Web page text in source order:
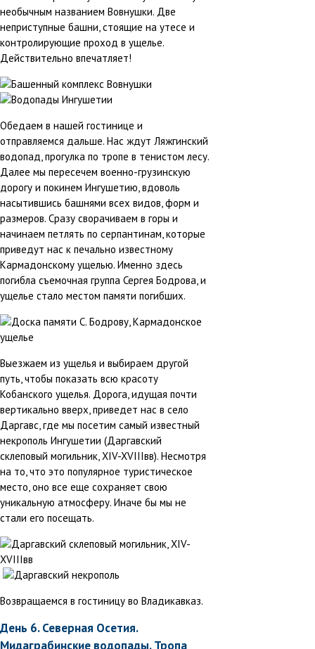
необычным названием Вовнушки. Две
неприступные башни, стоящие на утесе и
контролирующие проход в ущелье.
Действительно впечатляет!
Обедаем в нашей гостинице и
отправляемся дальше. Нас ждут Ляжгинский
водопад, прогулка по тропе в тенистом лесу.
Далее мы пересечем военно-грузинскую
дорогу и покинем Ингушетию, вдоволь
насытившись башнями всех видов, форм и
размеров. Сразу сворачиваем в горы и
начинаем петлять по серпантинам, которые
приведут нас к печально известному
Кармадонскому ущелью. Именно здесь
погибла съемочная группа Сергея Бодрова, и
ущелье стало местом памяти погибших.
Выезжаем из ущелья и выбираем другой
путь, чтобы показать всю красоту
Кобанского ущелья. Дорога, идущая почти
вертикально вверх, приведет нас в село
Даргавс, где мы посетим самый известный
некрополь Ингушетии (Даргавский
склеповый могильник, XIV-XVIIIвв). Несмотря
на то, что это популярное туристическое
место, оно все еще сохраняет свою
уникальную атмосферу. Иначе бы мы не
стали его посещать.
Возвращаемся в гостиницу во Владикавказ.
День 6. Северная Осетия.
Мидаграбинские водопады. Тропа